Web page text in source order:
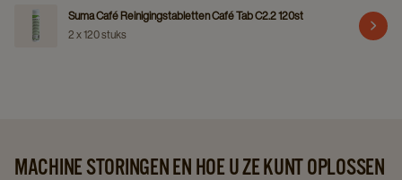
Suma Café Reinigingstabletten Café Tab C2.2 120st
2 x 120 stuks
MACHINE STORINGEN EN HOE U ZE KUNT OPLOSSEN